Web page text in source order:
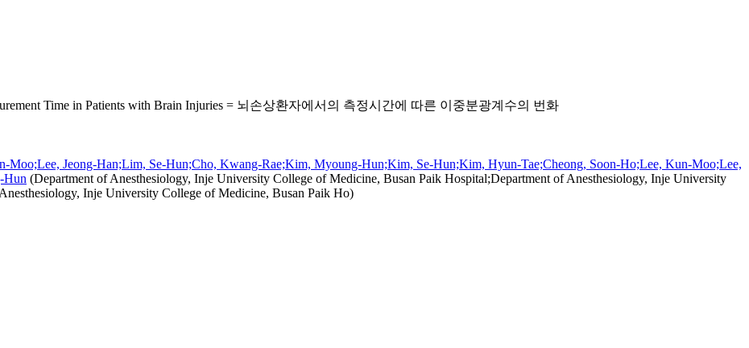
Time in Patients with Brain Injuries = 뇌손상환자에서의 측정시간에 따른 이중분광계수의 번화
Moo;Lee, Jeong-Han;Lim, Se-Hun;Cho, Kwang-Rae;Kim, Myoung-Hun;Kim, Se-Hun;Kim, Hyun-Tae;Cheong, Soon-Ho;Lee, Kun-Moo;Lee,
Hun (Department of Anesthesiology, Inje University College of Medicine, Busan Paik Hospital;Department of Anesthesiology, Inje University
Inje University College of Medicine, Busan Paik Ho)